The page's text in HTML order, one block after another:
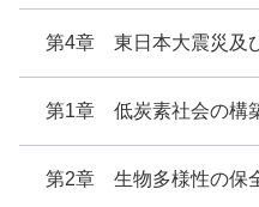
第4章 東日本大震災及
第1章 低炭素社会の構
第2章 生物多様性の保